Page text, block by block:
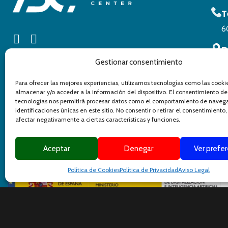
Gestionar consentimiento
Para ofrecer las mejores experiencias, utilizamos tecnologías como las
almacenar y/o acceder a la información del dispositivo. El consentimiento
tecnologías nos permitirá procesar datos como el comportamiento de
identificaciones únicas en este sitio. No consentir o retirar el
afectar negativamente a ciertas características y funciones.
Aceptar Denegar Ver
Política de CookiesPolítica de PrivacidadAviso Legal